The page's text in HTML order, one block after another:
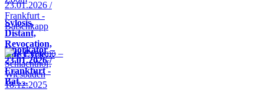
Sylosis,
Distant,
Revocation,
Life Cycle…
Knorkator –
23.01.2026 /
Frankfurt -
Bat…